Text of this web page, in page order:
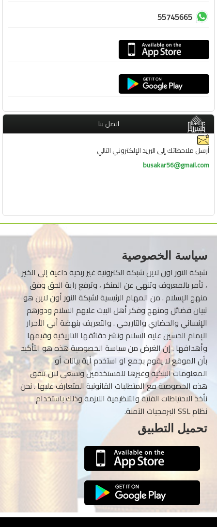
55745665
اتصل بنا
أرسل ملاحظاتك إلى البريد الإلكتروني التالي
busakar56@gmail.com
سياسة الخصوصية
شبكة النور اون لاين شبكة الكترونية غير ربحية داعية إلى الخير
، تأمر بالمعروف وتنهى عن المنكر ، وترفع راية الحق وفق
منهج الإسلام . من المهام الرئيسية لشبكة النور أون لاين هو
تبيان فضائل ومنهج وفكر أهل البيت عليهم السلام ودورهم
الإنساني والحضاري والتاريخي . والتعريف بنهضة أبي الأحرار
الإمام الحسين عليه السلام ونشر حقائقها التاريخية وقيمها
وأهدافها . إن الغرض من سياسة الخصوصية هذه هو التأكيد
بأن الموقع لا يقوم بجمع او استخدم أية بيانات أو
المعلومات البنكية وغيرها للمستخدمين ونسعى لان تتفق
هذه الخصوصية مع المتطلبات القانونية المتعارف عليها . نحن
نأخذ الاحتياطات الفنية والتنظيمية اللازمة وذلك باستخدام
نظام SSL البرمجيات الآمنة.
تحميل التطبيق